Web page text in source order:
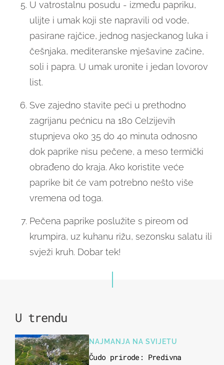
U vatrostalnu posudu - između papriku,
ulijte i umak koji ste napravili od vode,
pasirane rajčice, jednog nasjeckanog luka i
češnjaka, mediteranske mješavine začine,
soli i papra. U umak uronite i jedan lovorov
list.
Sve zajedno stavite peći u prethodno
zagrijanu pećnicu na 180 Celzijevih
stupnjeva oko 35 do 40 minuta odnosno
dok paprike nisu pečene, a meso termički
obrađeno do kraja. Ako koristite veće
paprike bit će vam potrebno nešto više
vremena od toga.
Pečena paprike poslužite s pireom od
krumpira, uz kuhanu rižu, sezonsku salatu ili
svježi kruh. Dobar tek!
U trendu
NAJMANJA NA SVIJETU
Čudo prirode: Predivna